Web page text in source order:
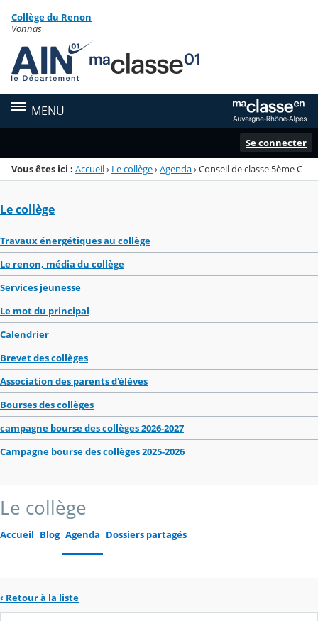
Menu de la rubrique
Contenu
Collège du Renon
Vonnas
MENU
Se connecter
Vous êtes ici : Accueil› Le collège›Agenda›Conseil de classe 5ème C
Le collège
Travaux énergétiques au collège
Le renon, média du collège
Services jeunesse
Le mot du principal
Calendrier
Brevet des collèges
Association des parents d'élèves
Bourses des collèges
campagne bourse des collèges 2026-2027
Campagne bourse des collèges 2025-2026
Le collège
Accueil Blog Agenda Dossiers partagés
‹ Retour à la liste